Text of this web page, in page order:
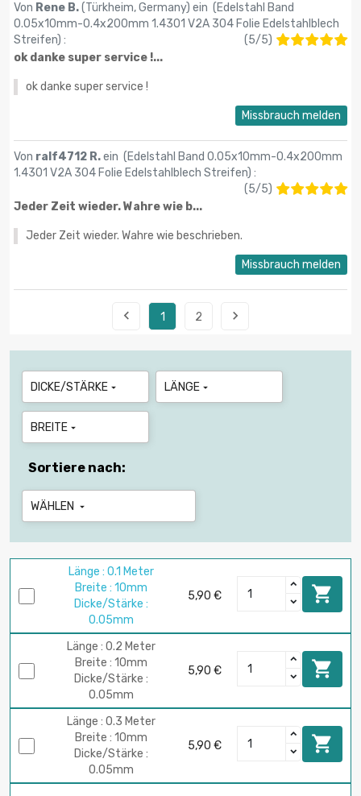
Von Rene B.(Türkheim, Germany) ein (Edelstahl Band
0.05x10mm-0.4x200mm 1.4301 V2A 304 Folie Edelstahlblech
Streifen) : (5/5)
ok danke super service !...
ok danke super service !
Missbrauch melden
Von ralf4712 R.ein (Edelstahl Band 0.05x10mm-0.4x200mm
1.4301 V2A 304 Folie Edelstahlblech Streifen) :
(5/5)
Jeder Zeit wieder. Wahre wie b...
Jeder Zeit wieder. Wahre wie beschrieben.
Missbrauch melden
 1 2 
DICKE/STÄRKE  LÄNGE 
BREITE 
Sortiere nach:
WÄHLEN 
Länge : 0.1 Meter
Breite : 10mm
Dicke/Stärke :
0.05mm
5,90 € 
Länge : 0.2 Meter
Breite : 10mm
Dicke/Stärke :
0.05mm
5,90 € 
Länge : 0.3 Meter
Breite : 10mm
Dicke/Stärke :
0.05mm
5,90 € 